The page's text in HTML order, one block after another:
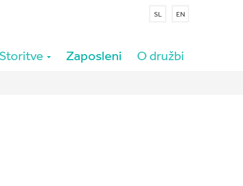
SL EN
Storitve Zaposleni O družbi